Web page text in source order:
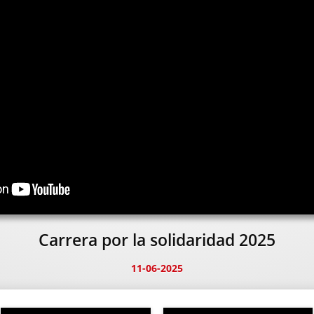
Carrera por la solidaridad 2025
11-06-2025